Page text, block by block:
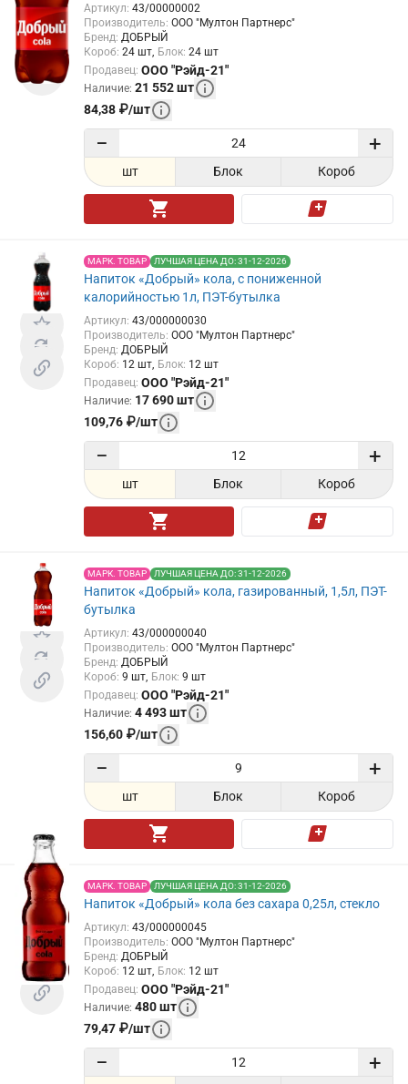
Артикул: 43/00000002
Производитель: ООО "Мултон Партнерс"
Бренд: ДОБРЫЙ
Короб: 24 шт Блок: 24 шт
Продавец: ООО "Рэйд-21"
Наличие: 21 552шт
84,38 ₽/шт
− +
шт Блок Короб
МАРК. ТОВАР ЛУЧШАЯ ЦЕНА ДО: 31-12-2026
Напиток «Добрый» кола, с пониженной
калорийностью 1л, ПЭТ-бутылка
Артикул: 43/000000030
Производитель: ООО "Мултон Партнерс"
Бренд: ДОБРЫЙ
Короб: 12 шт Блок: 12 шт
Продавец: ООО "Рэйд-21"
Наличие: 17 690шт
109,76 ₽/шт
− +
шт Блок Короб
МАРК. ТОВАР ЛУЧШАЯ ЦЕНА ДО: 31-12-2026
Напиток «Добрый» кола, газированный, 1,5л, ПЭТ-
бутылка
Артикул: 43/000000040
Производитель: ООО "Мултон Партнерс"
Бренд: ДОБРЫЙ
Короб: 9 шт Блок: 9 шт
Продавец: ООО "Рэйд-21"
Наличие: 4 493шт
156,60 ₽/шт
− +
шт Блок Короб
МАРК. ТОВАР ЛУЧШАЯ ЦЕНА ДО: 31-12-2026
Напиток «Добрый» кола без сахара 0,25л, стекло
Артикул: 43/000000045
Производитель: ООО "Мултон Партнерс"
Бренд: ДОБРЫЙ
Короб: 12 шт Блок: 12 шт
Продавец: ООО "Рэйд-21"
Наличие: 480шт
79,47 ₽/шт
− +